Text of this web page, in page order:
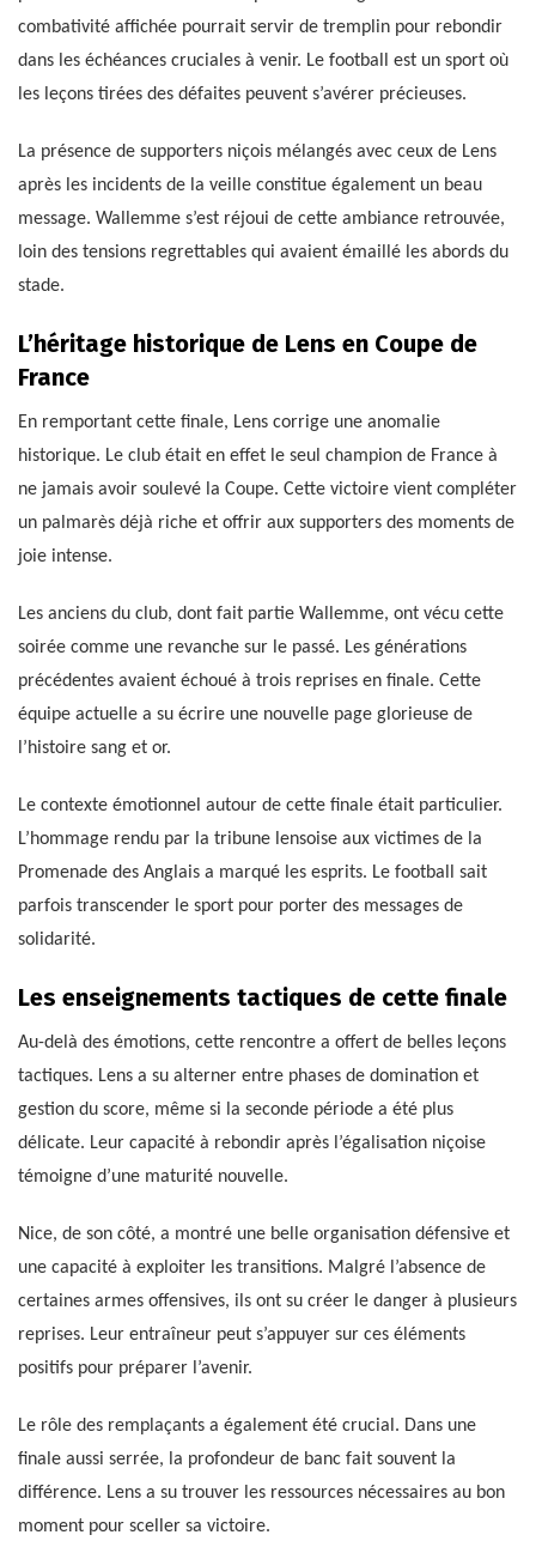
combativité affichée pourrait servir de tremplin pour rebondir
dans les échéances cruciales à venir. Le football est un sport où
les leçons tirées des défaites peuvent s’avérer précieuses.
La présence de supporters niçois mélangés avec ceux de Lens
après les incidents de la veille constitue également un beau
message. Wallemme s’est réjoui de cette ambiance retrouvée,
loin des tensions regrettables qui avaient émaillé les abords du
stade.
L’héritage historique de Lens en Coupe de
France
En remportant cette finale, Lens corrige une anomalie
historique. Le club était en effet le seul champion de France à
ne jamais avoir soulevé la Coupe. Cette victoire vient compléter
un palmarès déjà riche et offrir aux supporters des moments de
joie intense.
Les anciens du club, dont fait partie Wallemme, ont vécu cette
soirée comme une revanche sur le passé. Les générations
précédentes avaient échoué à trois reprises en finale. Cette
équipe actuelle a su écrire une nouvelle page glorieuse de
l’histoire sang et or.
Le contexte émotionnel autour de cette finale était particulier.
L’hommage rendu par la tribune lensoise aux victimes de la
Promenade des Anglais a marqué les esprits. Le football sait
parfois transcender le sport pour porter des messages de
solidarité.
Les enseignements tactiques de cette finale
Au-delà des émotions, cette rencontre a offert de belles leçons
tactiques. Lens a su alterner entre phases de domination et
gestion du score, même si la seconde période a été plus
délicate. Leur capacité à rebondir après l’égalisation niçoise
témoigne d’une maturité nouvelle.
Nice, de son côté, a montré une belle organisation défensive et
une capacité à exploiter les transitions. Malgré l’absence de
certaines armes offensives, ils ont su créer le danger à plusieurs
reprises. Leur entraîneur peut s’appuyer sur ces éléments
positifs pour préparer l’avenir.
Le rôle des remplaçants a également été crucial. Dans une
finale aussi serrée, la profondeur de banc fait souvent la
différence. Lens a su trouver les ressources nécessaires au bon
moment pour sceller sa victoire.